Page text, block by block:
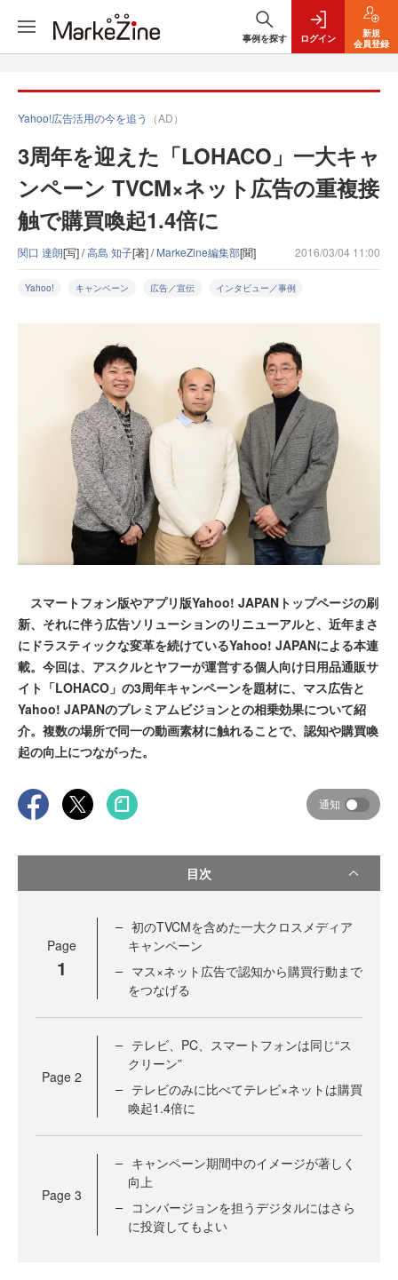
事例を探す ログイン
新規
会員登録
Yahoo!広告活用の今を追う （AD）
3周年を迎えた「LOHACO」一大キャ
ンペーン TVCM×ネット広告の重複接
触で購買喚起1.4倍に
関口 達朗[写] /高島 知子[著] /MarkeZine編集部[聞] 2016/03/04 11:00
Yahoo! キャンペーン 広告／宣伝 インタビュー／事例
スマートフォン版やアプリ版Yahoo! JAPANトップページの刷
新、それに伴う広告ソリューションのリニューアルと、近年まさ
にドラスティックな変革を続けているYahoo! JAPANによる本連
載。今回は、アスクルとヤフーが運営する個人向け日用品通販サ
イト「LOHACO」の3周年キャンペーンを題材に、マス広告と
Yahoo! JAPANのプレミアムビジョンとの相乗効果について紹
介。複数の場所で同一の動画素材に触れることで、認知や購買喚
起の向上につながった。
通知
目次
Page
1
初のTVCMを含めた一大クロスメディア
キャンペーン
マス×ネット広告で認知から購買行動まで
をつなげる
Page 2
テレビ、PC、スマートフォンは同じ“ス
クリーン”
テレビのみに比べてテレビ×ネットは購買
喚起1.4倍に
Page 3
キャンペーン期間中のイメージが著しく
向上
コンバージョンを担うデジタルにはさら
に投資してもよい